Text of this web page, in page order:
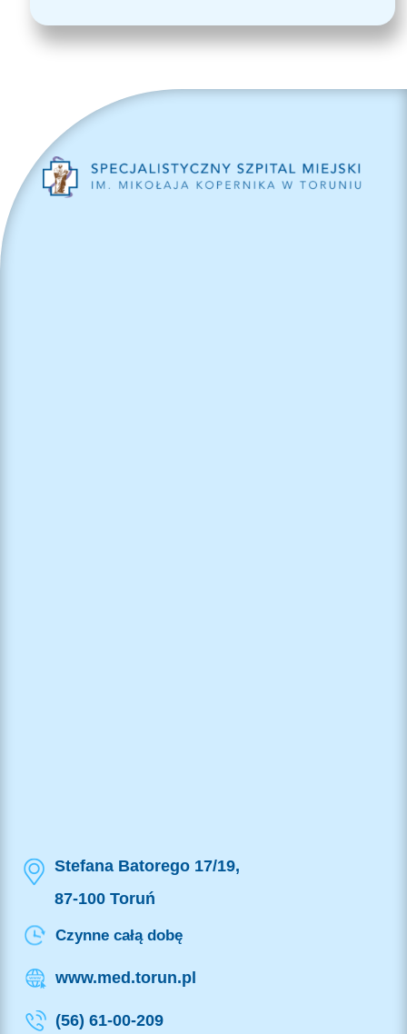
Stefana Batorego 17/19,
87-100 Toruń
Czynne całą dobę
www.med.torun.pl
(56) 61-00-209